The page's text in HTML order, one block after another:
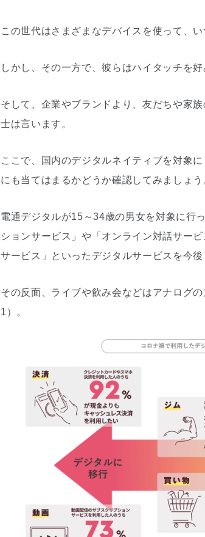
この世代はさまざまなデバイスを使って、
しかし、その一方で、彼らはハイタッチを
そして、企業やブランドより、友だちや家
士は言います。
ここで、国内のデジタルネイティブを対象
にも当てはまるかどうか確認してみましょう
電通デジタルが15～34歳の男女を対象に行
ションサービス」や「オンライン対話サー
サービス」といったデジタルサービスを今
その反面、ライブや飲み会などはアナログ
1）。